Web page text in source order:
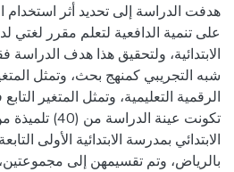
هدفت الدراسة إلى تحديد أثر استخدام
على تنمية الدافعية لتعلم مقرر لغتي
الابتدائية، ولتحقيق هذا هدف الدراسة
شبه التجريبي كمنهج بحث، وتمثل
الرقمية التعليمية، وتمثل المتغير
تكونت عينة
الابتدائي بمدرسة الابتدائية الأولى
بالرياض، وتم تقسيمهن إلى